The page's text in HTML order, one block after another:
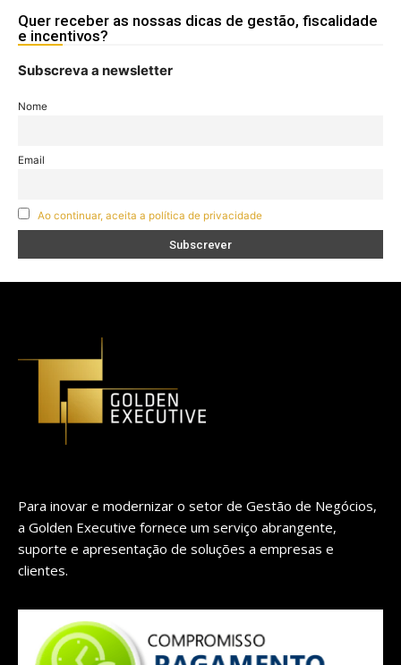
Quer receber as nossas dicas de gestão, fiscalidade
e incentivos?
Subscreva a newsletter
Nome
Email
Ao continuar, aceita a política de privacidade
Para inovar e modernizar o setor de Gestão de Negócios,
a Golden Executive fornece um serviço abrangente,
suporte e apresentação de soluções a empresas e
clientes.